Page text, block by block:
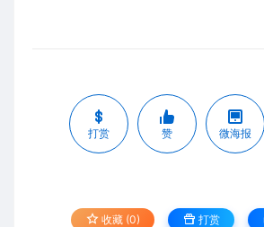
打赏 赞 微海报
收藏 (0) 打赏